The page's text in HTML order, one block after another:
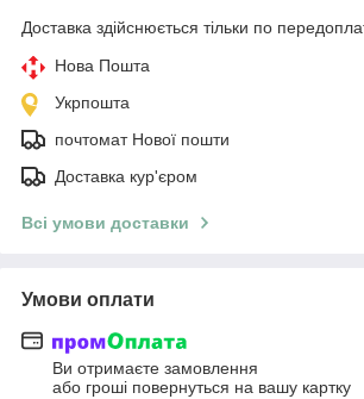
Доставка здійснюється тільки по
Нова Пошта
Укрпошта
почтомат Нової пошти
Доставка кур'єром
Всі умови доставки
Умови оплати
Ви отримаєте замовлення
або гроші повернуться на вашу картку